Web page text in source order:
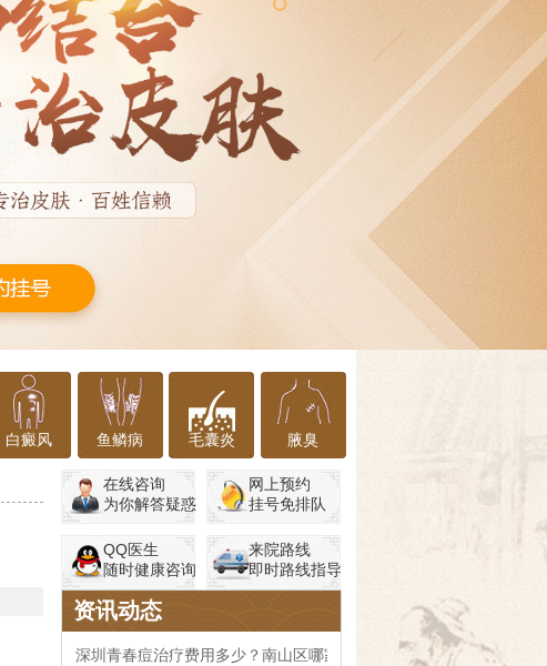
白癜风 鱼鳞病 毛囊炎 腋臭
在线咨询
为你解答疑惑
网上预约
挂号免排队
QQ医生
随时健康咨询
来院路线
即时路线指导
资讯动态
深圳青春痘治疗费用多少？南山区哪家医院口碑好